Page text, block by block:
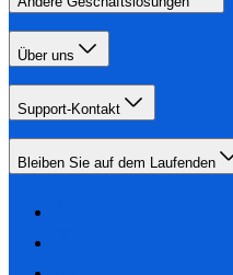
Über uns
Support-Kontakt
Bleiben Sie auf dem Laufenden